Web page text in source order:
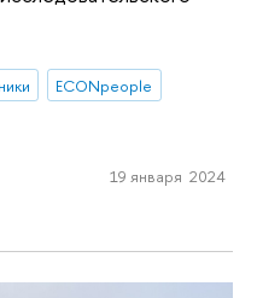
ECONpeople
19 января 2024